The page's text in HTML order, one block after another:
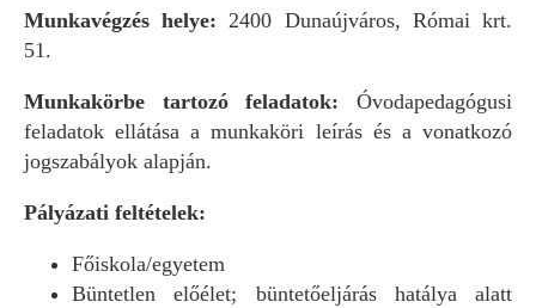
Munkavégzés helye: 2400 Dunaújváros, Római krt.
51.
Munkakörbe tartozó feladatok: Óvodapedagógusi
feladatok ellátása a munkaköri leírás és a vonatkozó
jogszabályok alapján.
Pályázati feltételek:
Főiskola/egyetem
Büntetlen előélet; büntetőeljárás hatálya alatt